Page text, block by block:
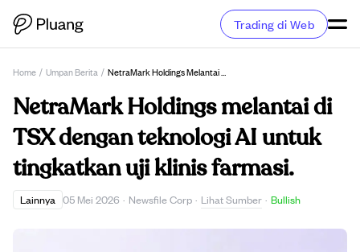
Trading di Web
Home / Umpan Berita / NetraMark Holdings Melantai Di TSX Dengan Teknologi AI Untuk Tingkatkan Uji Klinis Farmasi.
NetraMark Holdings melantai di
TSX dengan teknologi AI untuk
tingkatkan uji klinis farmasi.
Lainnya 05 Mei 2026 · Newsfile Corp · Lihat Sumber · Bullish